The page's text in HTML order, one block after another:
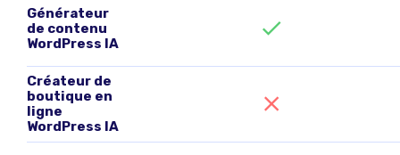
Générateur
de contenu
WordPress IA
Créateur de
boutique en
ligne
WordPress IA